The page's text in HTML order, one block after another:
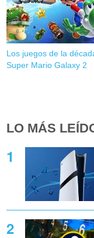
Los juegos de la
Super Mario Galaxy 2
LO MÁS